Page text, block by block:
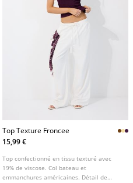
Top Texture Froncee
15,99 €
Top confectionné en tissu texturé avec
19% de viscose. Col bateau et
emmanchures américaines. Détail de